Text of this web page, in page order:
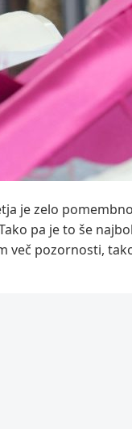
je zelo
pa je to še
več pozornosti,